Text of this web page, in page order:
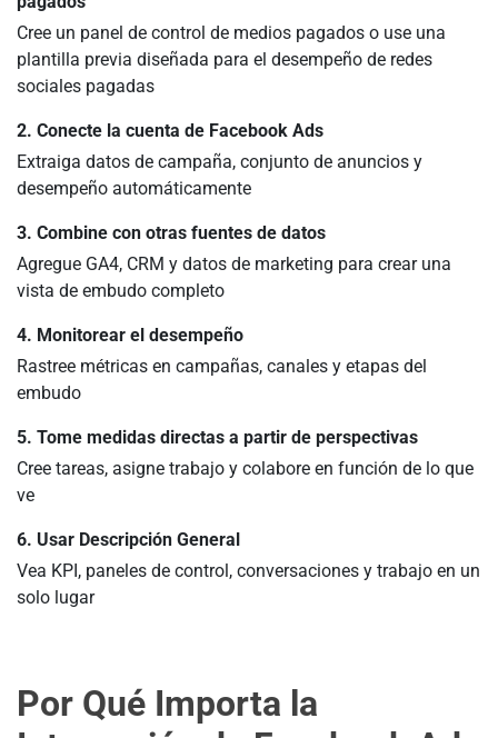
Cree un panel de control de medios pagados o use una
plantilla previa diseñada para el desempeño de redes
sociales pagadas
2. Conecte la cuenta de Facebook Ads
Extraiga datos de campaña, conjunto de anuncios y
desempeño automáticamente
3. Combine con otras fuentes de datos
Agregue GA4, CRM y datos de marketing para crear una
vista de embudo completo
4. Monitorear el desempeño
Rastree métricas en campañas, canales y etapas del
embudo
5. Tome medidas directas a partir de perspectivas
Cree tareas, asigne trabajo y colabore en función de lo que
ve
6. Usar Descripción General
Vea KPI, paneles de control, conversaciones y trabajo en un
solo lugar
Por Qué Importa la